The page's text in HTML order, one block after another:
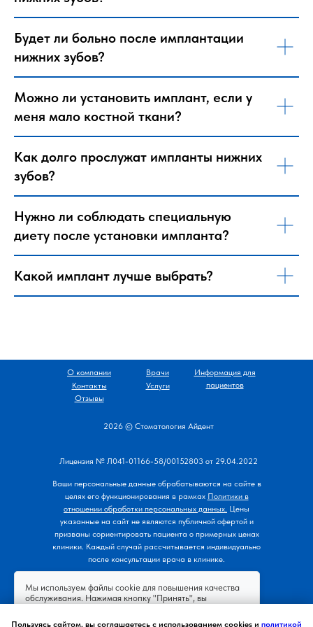
Будет ли больно после имплантации
нижних зубов?
Можно ли установить имплант, если у
меня мало костной ткани?
Как долго прослужат импланты нижних
зубов?
Нужно ли соблюдать специальную
диету после установки импланта?
Какой имплант лучше выбрать?
2026 © Стоматология Айдент
О компании
Услуги
Врачи
Информация для
пациентов
Отзывы
Контакты
Лицензия № Л041-01166-58/00152803 от 29.04.2022
Ваши персональные данные обрабатываются на сайте в
целях его функционирования в рамках Политики в
отношении обработки персональных данных. Цены
указанные на сайт не являются публичной офертой и
призваны сориентировать пациента о примерных ценах
клиники. Каждый случай рассчитывается индивидуально
после консультации врача в клинике.
Пользуясь сайтом, вы соглашаетесь с использованием cookies и политикой
Мы используем файлы cookie для повышения качества
обслуживания. Нажимая кнопку "Принять", вы
политику конфиденциальности